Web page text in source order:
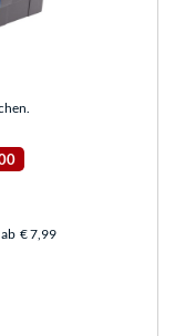
€ 7,99